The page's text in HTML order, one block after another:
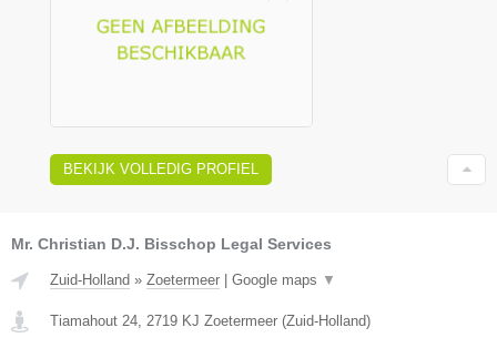
BEKIJK VOLLEDIG PROFIEL
Mr. Christian D.J. Bisschop Legal Services
Zuid-Holland » Zoetermeer | Google maps ▼
Tiamahout 24 2719 KJ Zoetermeer (Zuid-Holland)